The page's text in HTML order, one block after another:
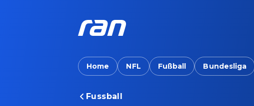
Home NFL Fußball Bundesliga
Fussball